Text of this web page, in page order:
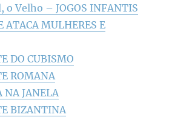
o Velho – JOGOS INFANTIS
ATACA MULHERES E
DO CUBISMO
ROMANA
NA JANELA
BIZANTINA